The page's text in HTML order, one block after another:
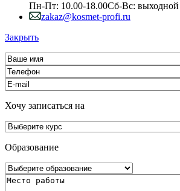
Пн-Пт: 10.00-18.00Сб-Вс: выходной
zakaz@kosmet-profi.ru
Закрыть
Хочу записаться на
Образование